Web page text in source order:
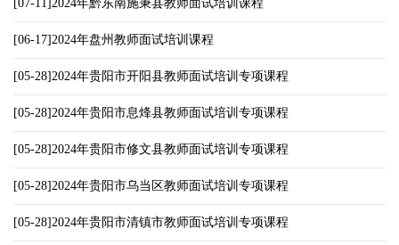
[07-11]2024年黔东南施秉县教师面试培训课程
[06-17]2024年盘州教师面试培训课程
[05-28]2024年贵阳市开阳县教师面试培训专项课程
[05-28]2024年贵阳市息烽县教师面试培训专项课程
[05-28]2024年贵阳市修文县教师面试培训专项课程
[05-28]2024年贵阳市乌当区教师面试培训专项课程
[05-28]2024年贵阳市清镇市教师面试培训专项课程